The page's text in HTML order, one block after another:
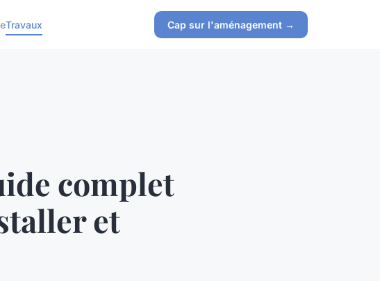
Travaux Cap sur l'aménagement →
complet
et